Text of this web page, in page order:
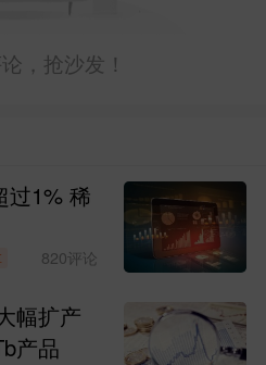
，抢沙发！
过1% 稀
820评论
幅扩产
产品